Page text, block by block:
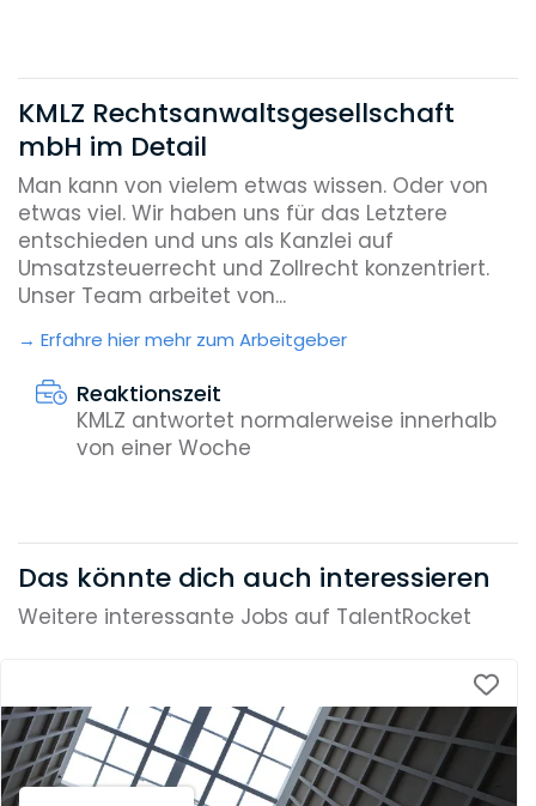
KMLZ Rechtsanwaltsgesellschaft
mbH im Detail
Man kann von vielem etwas wissen. Oder von
etwas viel. Wir haben uns für das Letztere
entschieden und uns als Kanzlei auf
Umsatzsteuerrecht und Zollrecht konzentriert.
Unser Team arbeitet von...
Erfahre hier mehr zum Arbeitgeber
Reaktionszeit
KMLZ antwortet normalerweise innerhalb
von einer Woche
Das könnte dich auch interessieren
Weitere interessante Jobs auf TalentRocket